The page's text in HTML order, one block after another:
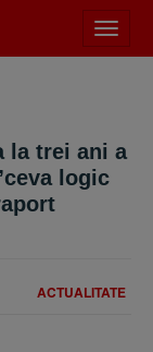
meniu
la trei ani a
logic
ACTUALITATE